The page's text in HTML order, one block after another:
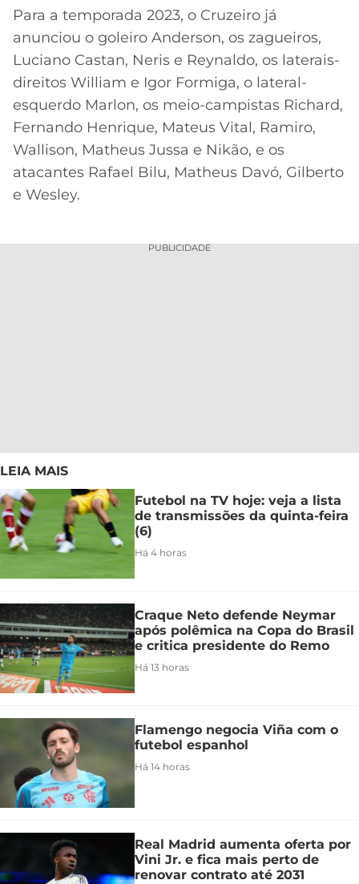
Para a temporada 2023, o Cruzeiro já
anunciou o goleiro Anderson, os zagueiros,
Luciano Castan, Neris e Reynaldo, os laterais-
direitos William e Igor Formiga, o lateral-
esquerdo Marlon, os meio-campistas Richard,
Fernando Henrique, Mateus Vital, Ramiro,
Wallison, Matheus Jussa e Nikão, e os
atacantes Rafael Bilu, Matheus Davó, Gilberto
e Wesley.
PUBLICIDADE
LEIA MAIS
Futebol na TV hoje: veja a lista
de transmissões da quinta-feira
(6)
Há 4 horas
Craque Neto defende Neymar
após polêmica na Copa do Brasil
e critica presidente do Remo
Há 13 horas
Flamengo negocia Viña com o
futebol espanhol
Há 14 horas
Real Madrid aumenta oferta por
Vini Jr. e fica mais perto de
renovar contrato até 2031